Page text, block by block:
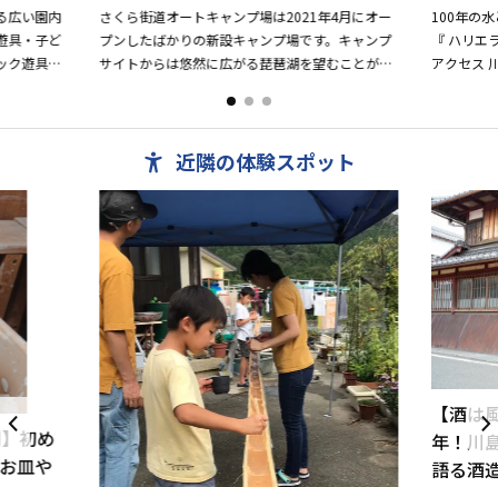
広い園内
具・子ど
ク遊具・
さくら街道オートキャンプ場は2021年4月にオー
プンしたばかりの新設キャンプ場です。キャンプ
サイトからは悠然に広がる琵琶湖を望むことがで
ポーツや、レンタル...
100年の
『 ハリ
アクセス
近隣の体験スポット
初め
皿や
【酒
年！川
語る酒